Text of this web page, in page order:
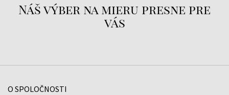
Náš výber na mieru presne pre
vás
O SPOLOČNOSTI